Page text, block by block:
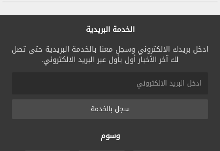
الخدمة البريدية
ادخل بريدك الالكتروني وسجل معنا بالخدمة البريدية حتى تصل
لك آخر الأخبار أول بأول عبر البريد الالكتروني.
سجل بالخدمة
وسوم